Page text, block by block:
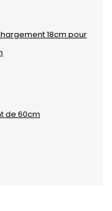
18cm pour
de 60cm